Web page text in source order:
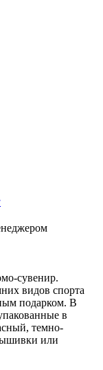
сувенир.
видов спорта
подарком. В
в
темно-
или